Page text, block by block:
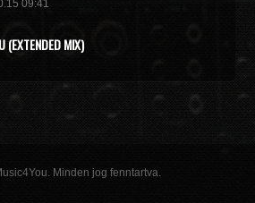
09:41
(EXTENDED MIX)
Minden jog fenntartva.